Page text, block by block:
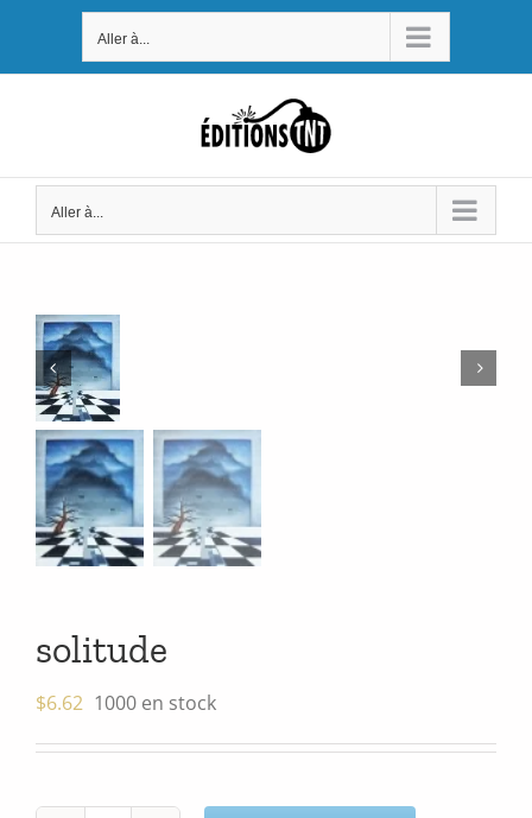
contenu
Aller à...
Aller à...
solitude
$6.62 1000 en stock